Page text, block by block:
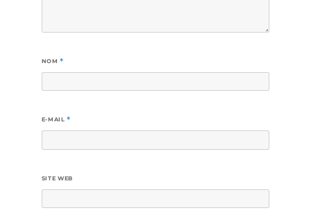
NOM*
E-MAIL*
SITE WEB